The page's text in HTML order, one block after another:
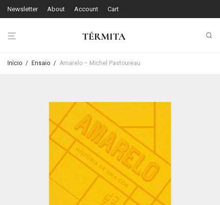
Newsletter About Account Cart
Início / Ensaio / Amarelo – Michel Pastoureau